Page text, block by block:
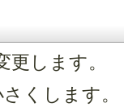
します。
くします。